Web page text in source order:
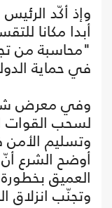
وإذ أكّد
أبدا مكانا
"محاسبة من
في حماية
وفي معرض
لسحب القوات
وتسليم الأمن
أوضح الشرع أنّ
العميق
وتجنّب انزلاق